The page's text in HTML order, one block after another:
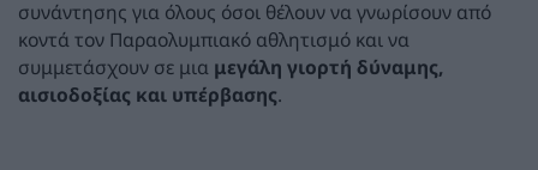
συνάντησης για όλους όσοι θέλουν να γνωρίσουν από
κοντά τον Παραολυμπιακό αθλητισμό και να
συμμετάσχουν σε μια μεγάλη γιορτή δύναμης,
αισιοδοξίας και υπέρβασης.